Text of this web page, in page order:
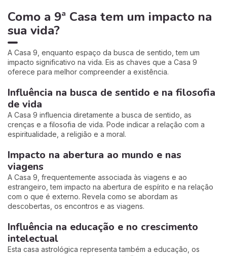
Como a 9ª Casa tem um impacto na
sua vida?
A Casa 9, enquanto espaço da busca de sentido, tem um
impacto significativo na vida. Eis as chaves que a Casa 9
oferece para melhor compreender a existência.
Influência na busca de sentido e na filosofia
de vida
A Casa 9 influencia diretamente a busca de sentido, as
crenças e a filosofia de vida. Pode indicar a relação com a
espiritualidade, a religião e a moral.
Impacto na abertura ao mundo e nas
viagens
A Casa 9, frequentemente associada às viagens e ao
estrangeiro, tem impacto na abertura de espírito e na relação
com o que é externo. Revela como se abordam as
descobertas, os encontros e as viagens.
Influência na educação e no crescimento
intelectual
Esta casa astrológica representa também a educação, os